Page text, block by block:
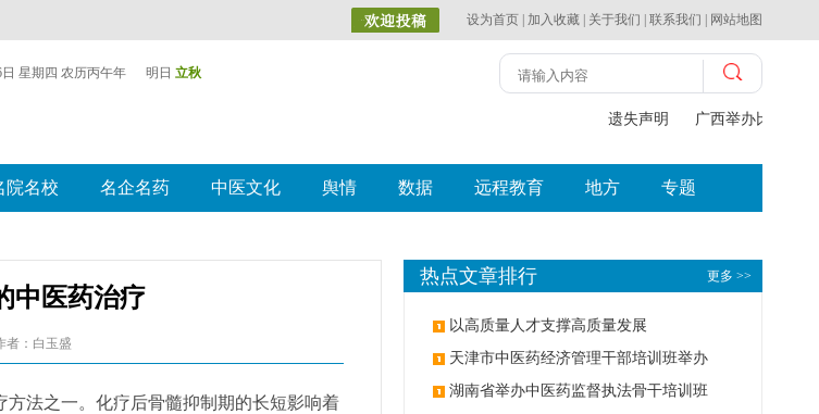
设为首页 加入收藏 关于我们 联系我们 网站地图
星期四 农历丙午年 明日 立秋
遗失声明 广西举办比赛探
院名校 名企名药 中医文化 舆情 数据 远程教育 地方 专题
中医药治疗
者：白玉盛
法之一。化疗后骨髓抑制期的长短影响着
更多 >>
热点文章排行
以高质量人才支撑高质量发展
天津市中医药经济管理干部培训班举办
湖南省举办中医药监督执法骨干培训班